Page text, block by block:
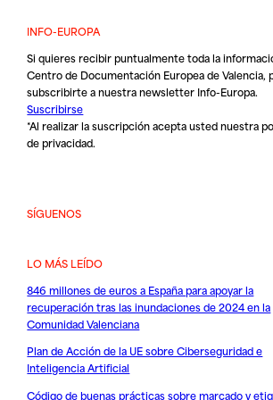
INFO-EUROPA
Si quieres recibir puntualmente toda la
Centro de Documentación Europea de Valencia,
subscribirte a nuestra newsletter Info-Europa.
Suscribirse
*Al realizar la suscripción acepta usted nuestra
de privacidad.
SÍGUENOS
LO MÁS LEÍDO
846 millones de euros a España para apoyar la
recuperación tras las inundaciones de 2024 en la
Comunidad Valenciana
Plan de Acción de la UE sobre Ciberseguridad e
Inteligencia Artificial
Código de buenas prácticas sobre marcado y